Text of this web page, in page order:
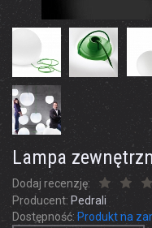
Lampa
Dodaj recenzję:
Producent: Pedrali
Dostępność: Produkt na